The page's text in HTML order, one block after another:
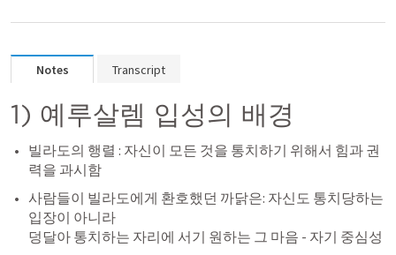
Notes Transcript
1) 예루살렘 입성의 배경
빌라도의 행렬 : 자신이 모든 것을 통치하기 위해서 힘과 권
력을 과시함
사람들이 빌라도에게 환호했던 까닭은: 자신도 통치당하는
입장이 아니라
덩달아 통치하는 자리에 서기 원하는 그 마음 - 자기 중심성